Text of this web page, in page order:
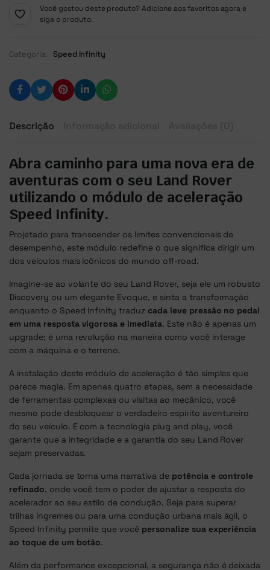
Você gostou deste produto? Adicione aos favoritos agora e
siga o produto.
Categoria: Speed Infinity
Descrição
Abra caminho para uma nova era de
aventuras com o seu Land Rover
utilizando o módulo de aceleração
Speed Infinity.
Projetado para transcender os limites convencionais de
desempenho, este módulo redefine o que significa dirigir um
dos veículos mais icônicos do mundo off-road.
Imagine-se ao volante do seu Land Rover, seja ele um robusto
Discovery ou um elegante Evoque, e sinta a transformação
enquanto o Speed Infinity traduz cada leve pressão no pedal
em uma resposta vigorosa e imediata. Este não é apenas um
upgrade; é uma revolução na maneira como você interage
com a máquina e o terreno.
A instalação deste módulo de aceleração é tão simples que
parece magia. Em apenas quatro etapas, sem a necessidade
de ferramentas complexas ou visitas ao mecânico, você
mesmo pode desbloquear o verdadeiro espírito aventureiro
do seu veículo. E com a tecnologia plug and play, você
garante que a integridade e a garantia do seu Land Rover
sejam preservadas.
Cada jornada se torna uma narrativa de potência e controle
refinado, onde você tem o poder de ajustar a resposta do
acelerador ao seu estilo de condução. Seja para superar
trilhas íngremes ou para uma condução urbana mais ágil, o
Speed Infinity permite que você personalize sua experiência
ao toque de um botão.
Além da performance excepcional, a segurança não é deixada